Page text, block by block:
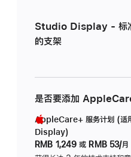
Studio Display - 标
的支架
是否要添加
AppleCare+ 服务计划 (适
Display)
RMB 1,249 或 RMB 53/